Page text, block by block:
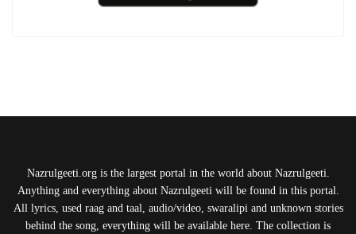
Nazrulgeeti.org is the largest portal in the world about Nazrulgeeti.
Anything and everything about Nazrulgeeti will be found in this portal.
All lyrics, used raag and taal, audio/video, swaralipi and unknown stories
behind the song, everything will be available here. The collection is